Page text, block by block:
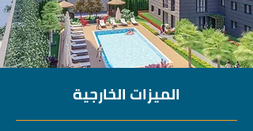
الميزات الخارجية